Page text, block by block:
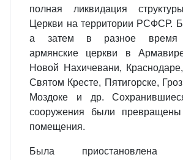
полная ликвидация
Церкви на территории РСФСР.
а затем в разное время
армянские церкви в
Новой Нахичевани,
Святом Кресте, Пятигорске,
Моздоке и др.
сооружения были превращены
помещения.
Была приостановлена